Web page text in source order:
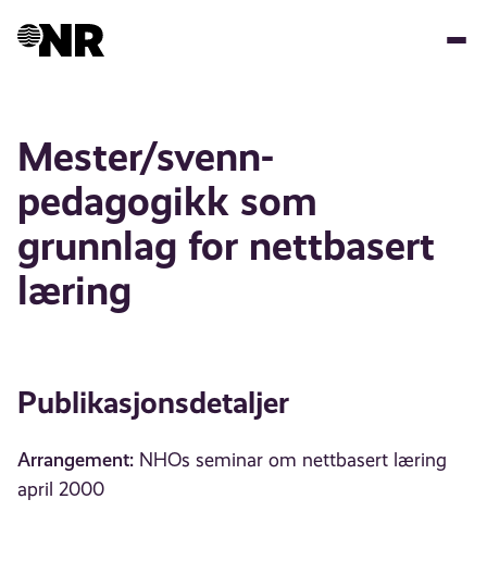
Mester/svenn-
pedagogikk som
grunnlag for nettbasert
læring
Publikasjonsdetaljer
Arrangement: NHOs seminar om nettbasert læring
april 2000